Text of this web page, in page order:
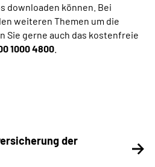
downloaden können. Bei
weiteren Themen um die
Sie gerne auch das kostenfreie
1000 4800
der